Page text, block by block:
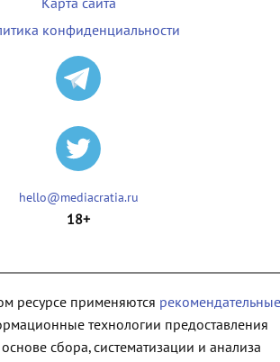
Карта сайта
конфиденциальности
hello@mediacratia.ru
18+
ресурсе применяются рекомендательные
технологии предоставления
сбора, систематизации и анализа